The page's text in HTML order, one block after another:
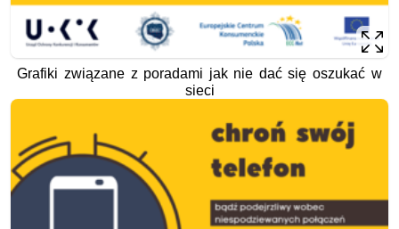
Grafiki związane z poradami jak nie dać się oszukać w
sieci